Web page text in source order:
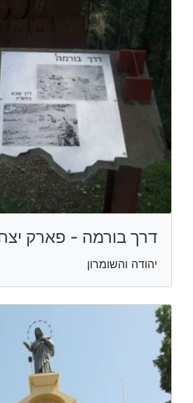
דרך בורמה - פארק
יהודה והשומרון